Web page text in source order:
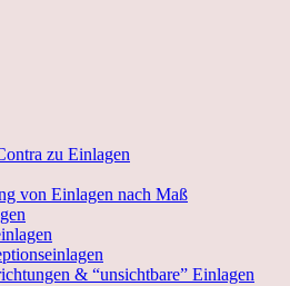
zu Einlagen
von Einlagen nach Maß
& “unsichtbare” Einlagen